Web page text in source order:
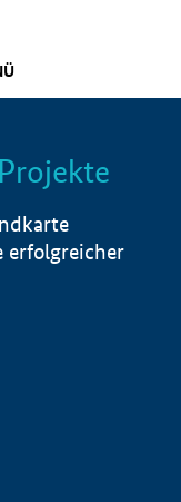
Info
erfolgreicher